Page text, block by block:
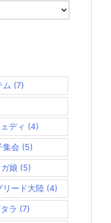
ム (7)
ディ (4)
集会 (5)
娘 (5)
リード大陸 (4)
ラ (7)